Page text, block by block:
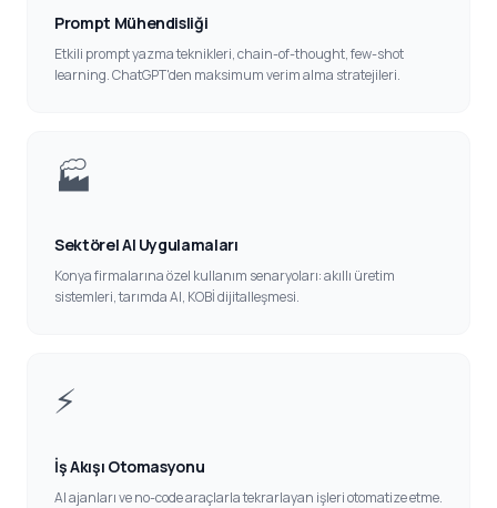
Prompt Mühendisliği
Etkili prompt yazma teknikleri, chain-of-thought, few-shot
learning. ChatGPT'den maksimum verim alma stratejileri.
🏭
Sektörel AI Uygulamaları
Konya firmalarına özel kullanım senaryoları: akıllı üretim
sistemleri, tarımda AI, KOBİ dijitalleşmesi.
⚡
İş Akışı Otomasyonu
AI ajanları ve no-code araçlarla tekrarlayan işleri otomatize etme.